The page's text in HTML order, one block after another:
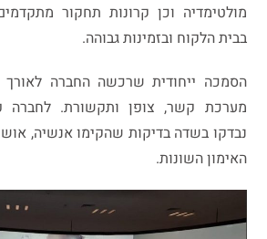
מולטימדיה וכן קרונות תחקור
בבית הלקוח ובזמינות גבוהה.
הסמכה ייחודית שרכשה החברה לאורך
מערכת קשר, צופן ותקשורת. לחברה
נבדקו בשדה בדיקות שהקימו אנשיה,
האימון השונות.